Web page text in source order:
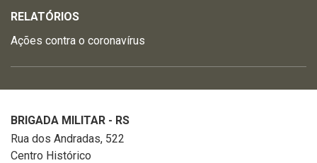
RELATÓRIOS
Ações contra o coronavírus
BRIGADA MILITAR - RS
Rua dos Andradas, 522
Centro Histórico